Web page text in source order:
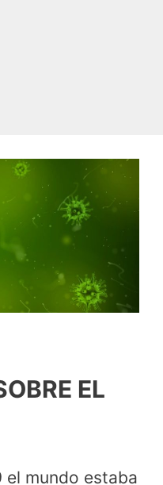
EL
el mundo estaba